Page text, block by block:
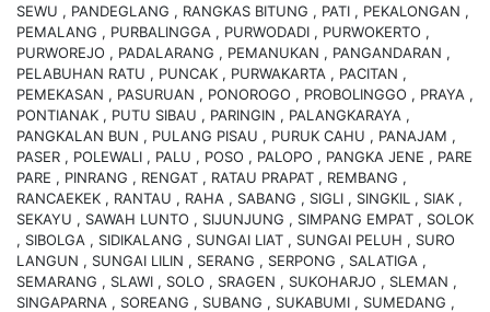
SEWU , PANDEGLANG , RANGKAS BITUNG , PATI , PEKALONGAN ,
PEMALANG , PURBALINGGA , PURWODADI , PURWOKERTO ,
PURWOREJO , PADALARANG , PEMANUKAN , PANGANDARAN ,
PELABUHAN RATU , PUNCAK , PURWAKARTA , PACITAN ,
PEMEKASAN , PASURUAN , PONOROGO , PROBOLINGGO , PRAYA ,
PONTIANAK , PUTU SIBAU , PARINGIN , PALANGKARAYA ,
PANGKALAN BUN , PULANG PISAU , PURUK CAHU , PANAJAM ,
PASER , POLEWALI , PALU , POSO , PALOPO , PANGKA JENE , PARE
PARE , PINRANG , RENGAT , RATAU PRAPAT , REMBANG ,
RANCAEKEK , RANTAU , RAHA , SABANG , SIGLI , SINGKIL , SIAK ,
SEKAYU , SAWAH LUNTO , SIJUNJUNG , SIMPANG EMPAT , SOLOK
, SIBOLGA , SIDIKALANG , SUNGAI LIAT , SUNGAI PELUH , SURO
LANGUN , SUNGAI LILIN , SERANG , SERPONG , SALATIGA ,
SEMARANG , SLAWI , SOLO , SRAGEN , SUKOHARJO , SLEMAN ,
SINGAPARNA , SOREANG , SUBANG , SUKABUMI , SUMEDANG ,